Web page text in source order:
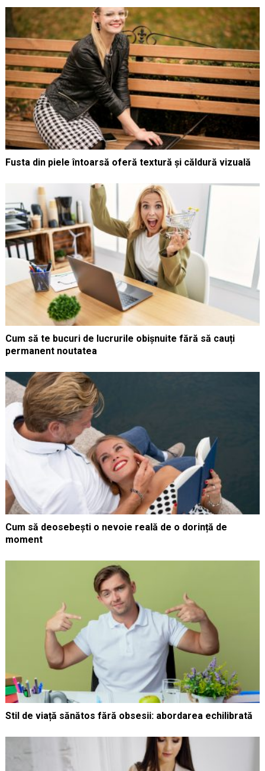
Fusta din piele întoarsă oferă textură și căldură vizuală
Cum să te bucuri de lucrurile obișnuite fără să cauți
permanent noutatea
Cum să deosebești o nevoie reală de o dorință de
moment
Stil de viață sănătos fără obsesii: abordarea echilibrată